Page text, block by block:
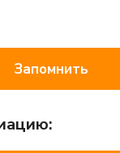
Запомнить